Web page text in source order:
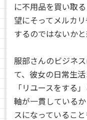
に不用品を買い取
望にそってメルカ
するのではないか
服部さんのビジネ
て、彼女の日常生
「リユースをする
軸が一貫している
スになっているこ